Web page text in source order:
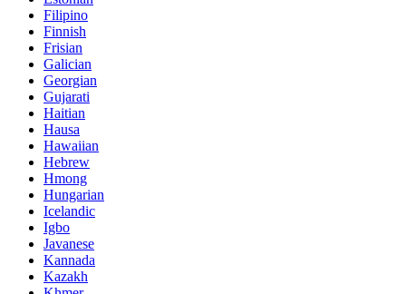
Filipino
Finnish
Frisian
Galician
Georgian
Gujarati
Haitian
Hausa
Hawaiian
Hebrew
Hmong
Hungarian
Icelandic
Igbo
Javanese
Kannada
Kazakh